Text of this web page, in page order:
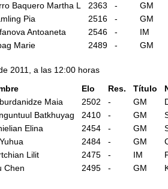
Baquero Martha L 2363 -
GM
Pia 2516 -
GM
Antoaneta 2546 -
IM
Marie 2489 - GM
2011, a las 12:00 horas
Elo Res. Título
Maia 2502 - GM
Batkhuyag 2410 - GM
Elina 2454 - GM
2484 - GM
Lilit 2475 - IM
Chen 2495 - GM